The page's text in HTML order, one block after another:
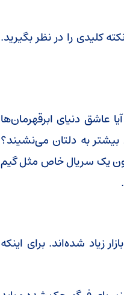
کلیدی را در نظر بگیرید.
عاشق دنیای ابرقهرمان‌ها
به دلتان می‌نشیند؟
یک سریال خاص مثل گیم
زیاد شده‌اند. برای اینکه